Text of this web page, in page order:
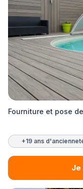
Fourniture et pose
+19 ans
Je